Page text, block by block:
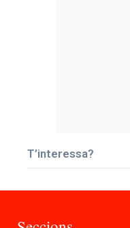
T’interessa?